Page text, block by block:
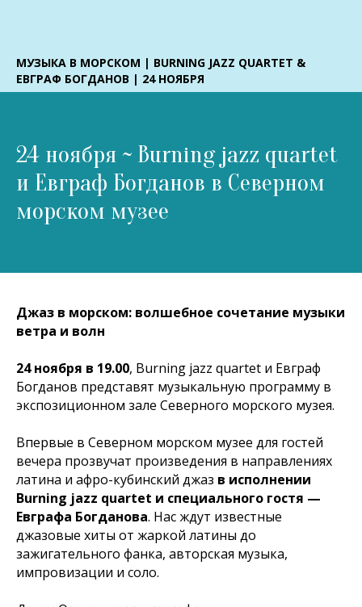
МУЗЫКА В МОРСКОМ | BURNING JAZZ QUARTET &
ЕВГРАФ БОГДАНОВ | 24 НОЯБРЯ
24 ноября ~ Burning jazz quartet
и Евграф Богданов в Северном
морском музее
Джаз в морском: волшебное сочетание музыки
ветра и волн
24 ноября в 19.00, Burning jazz quartet и Евграф
Богданов представят музыкальную программу в
экспозиционном зале Северного морского музея.
Впервые в Северном морском музее для гостей
вечера прозвучат произведения в направлениях
латина и афро-кубинский джаз в исполнении
Burning jazz quartet и специального гостя —
Евграфа Богданова. Нас ждут известные
джазовые хиты от жаркой латины до
зажигательного фанка, авторская музыка,
импровизации и соло.